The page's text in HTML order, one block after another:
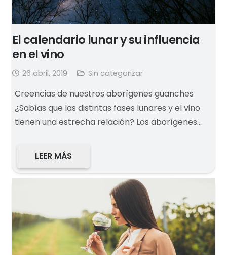
El calendario lunar y su influencia
en el vino
26 abril, 2019 Sin categorizar
Creencias de nuestros aborígenes guanches
¿Sabías que las distintas fases lunares y el vino
tienen una estrecha relación? Los aborígenes…
LEER MÁS